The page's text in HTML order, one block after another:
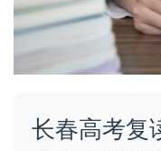
长春高考复